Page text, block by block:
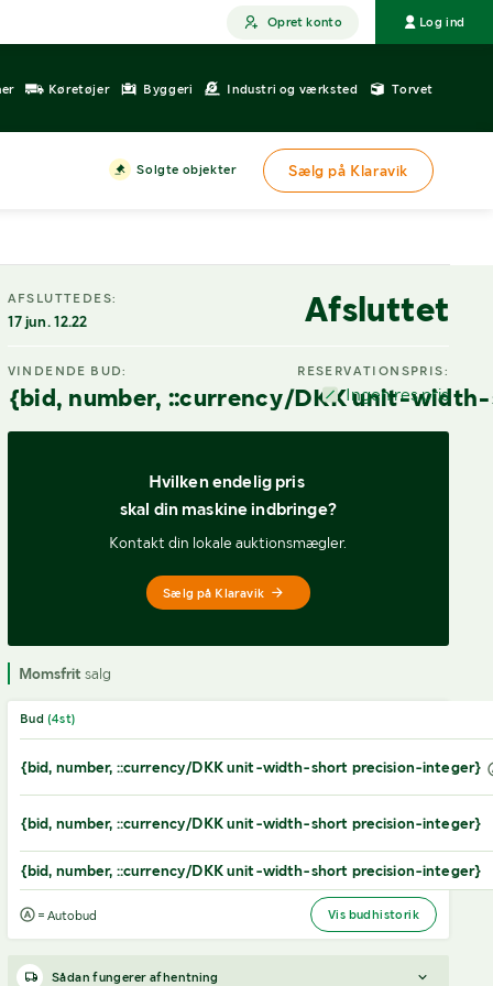
Opret konto Log ind
Køretøjer Byggeri Industri og værksted Torvet
Solgte objekter Sælg på Klaravik
AFSLUTTEDES:
17 jun. 12.22 Afsluttet
VINDENDE BUD:
{bid, number, ::currency/DKK unit-
RESERVATIONSPRIS:
Ingen res.pris
Hvilken endelig pris
skal din maskine indbringe?
Kontakt din lokale auktionsmægler.
Sælg på Klaravik
Momsfrit salg
Bud (4st)
{bid, number, ::currency/DKK unit-width-short precision-integer}
{bid, number, ::currency/DKK unit-width-short precision-integer}
{bid, number, ::currency/DKK unit-width-short precision-integer}
= Autobud Vis budhistorik
Sådan fungerer afhentning